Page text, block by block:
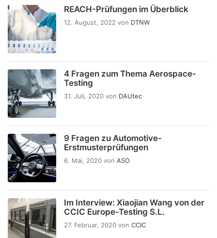
REACH-Prüfungen im Überblick
12. August, 2022 von DTNW
4 Fragen zum Thema Aerospace-
Testing
31. Juli, 2020 von DAUtec
9 Fragen zu Automotive-
Erstmusterprüfungen
6. Mai, 2020 von ASO
Im Interview: Xiaojian Wang von der
CCIC Europe-Testing S.L.
27. Februar, 2020 von CCIC